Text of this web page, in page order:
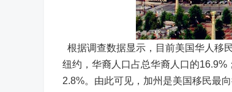
根据调查数据显示，目前美国华人移
纽约，华裔人口占总华裔人口的
2.8%。由此可见，加州是美国移民最